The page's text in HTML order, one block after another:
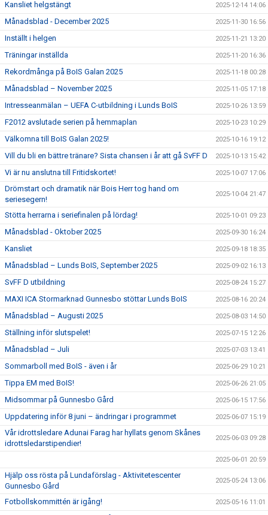
Kansliet helgstängt 2025-12-14 14:06
Månadsblad - December 2025 2025-11-30 16:56
Inställt i helgen 2025-11-21 13:20
Träningar inställda 2025-11-20 16:36
Rekordmånga på BoIS Galan 2025 2025-11-18 00:28
Månadsblad – November 2025 2025-11-05 17:18
Intresseanmälan – UEFA C-utbildning i Lunds BoIS 2025-10-26 13:59
F2012 avslutade serien på hemmaplan 2025-10-23 10:29
Välkomna till BoIS Galan 2025! 2025-10-16 19:12
Vill du bli en bättre tränare? Sista chansen i år att gå SvFF D 2025-10-13 15:42
Vi är nu anslutna till Fritidskortet! 2025-10-07 17:06
Drömstart och dramatik när Bois Herr tog hand om
seriesegern!
2025-10-04 21:47
Stötta herrarna i seriefinalen på lördag! 2025-10-01 09:23
Månadsblad - Oktober 2025 2025-09-30 16:24
Kansliet 2025-09-18 18:35
Månadsblad – Lunds BoIS, September 2025 2025-09-02 16:13
SvFF D utbildning 2025-08-24 15:27
MAXI ICA Stormarknad Gunnesbo stöttar Lunds BoIS 2025-08-16 20:24
Månadsblad – Augusti 2025 2025-08-03 14:50
Ställning inför slutspelet! 2025-07-15 12:26
Månadsblad – Juli 2025-07-03 13:41
Sommarboll med BoIS - även i år 2025-06-29 10:21
Tippa EM med BoIS! 2025-06-26 21:05
Midsommar på Gunnesbo Gård 2025-06-15 17:56
Uppdatering inför 8 juni – ändringar i programmet 2025-06-07 15:19
Vår idrottsledare Adunai Farag har hyllats genom Skånes
idrottsledarstipendier!
2025-06-03 09:28
2025-06-01 20:59
Hjälp oss rösta på Lundaförslag - Aktivitetescenter
Gunnesbo Gård
2025-05-24 13:06
Fotbollskommittén är igång! 2025-05-16 11:01